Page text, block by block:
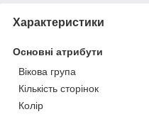
Характеристики
Основні атрибути
Вікова група
Кількість сторінок
Колір